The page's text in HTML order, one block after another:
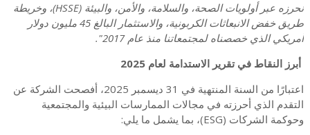
نحرزه عبر أولويات الصحة، والسلامة، والأمن، والبيئة (HSSE)، وخريطة
طريق خفض الانبعاثات الكربونية، والاستثمار البالغ 45 مليون دولار
أمريكي الذي خصصناه لمجتمعاتنا منذ عام 2017".
أبرز النقاط في تقرير الاستدامة لعام 2025
اعتبارًا من السنة المنتهية في 31 ديسمبر 2025، أفصحت الشركة عن
التقدم الذي أحرزته في مجالات الممارسات البيئية والمجتمعية
وحوكمة الشركات (ESG)، بما يشمل ما يلي: